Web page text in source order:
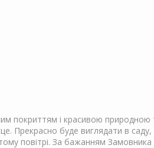
покриттям і красивою
Прекрасно буде виглядати в
повітрі. За бажанням Замовника